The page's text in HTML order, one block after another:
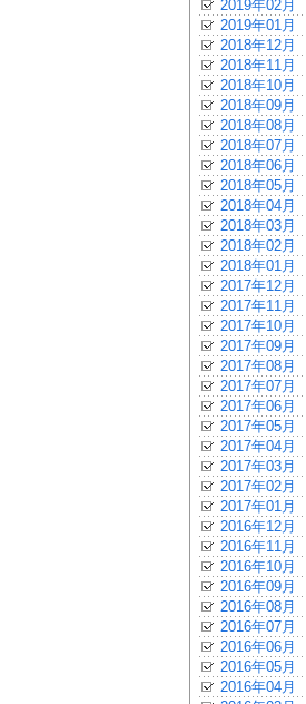
2019年02月
2019年01月
2018年12月
2018年11月
2018年10月
2018年09月
2018年08月
2018年07月
2018年06月
2018年05月
2018年04月
2018年03月
2018年02月
2018年01月
2017年12月
2017年11月
2017年10月
2017年09月
2017年08月
2017年07月
2017年06月
2017年05月
2017年04月
2017年03月
2017年02月
2017年01月
2016年12月
2016年11月
2016年10月
2016年09月
2016年08月
2016年07月
2016年06月
2016年05月
2016年04月